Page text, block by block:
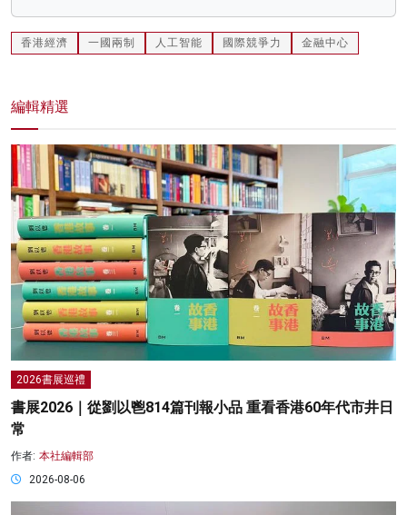
香港經濟 一國兩制 人工智能 國際競爭力 金融中心
編輯精選
2026書展巡禮
書展2026｜從劉以鬯814篇刊報小品 重看香港60年代市井日
常
作者: 本社編輯部
2026-08-06